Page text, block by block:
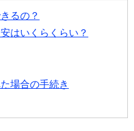
るの？
はいくらくらい？
場合の手続き